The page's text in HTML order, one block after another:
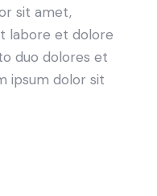
sit amet,
labore et dolore
duo dolores et
ipsum dolor sit